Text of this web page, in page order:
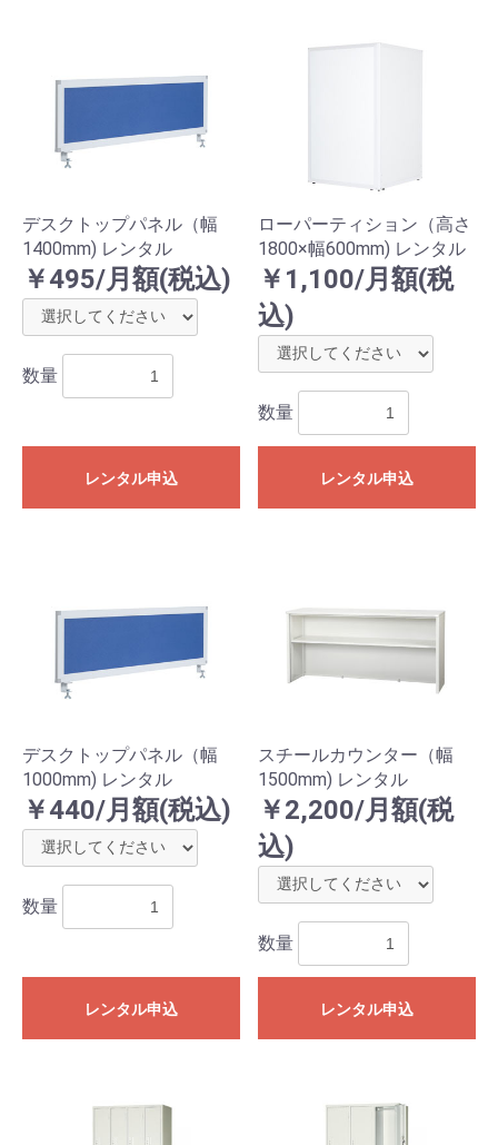
デスクトップパネル（幅
1400mm) レンタル
￥495/月額(税込)
数量
レンタル申込
ローパーティション（高さ
1800×幅600mm) レンタル
￥1,100/月額(税
込)
数量
レンタル申込
デスクトップパネル（幅
1000mm) レンタル
￥440/月額(税込)
数量
レンタル申込
スチールカウンター（幅
1500mm) レンタル
￥2,200/月額(税
込)
数量
レンタル申込